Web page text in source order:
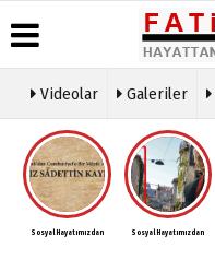
Haber
Arşivi
Günün
Haberleri
Videolar Galeriler
Sosyal Hayatımızdan Sosyal Hayatımızdan